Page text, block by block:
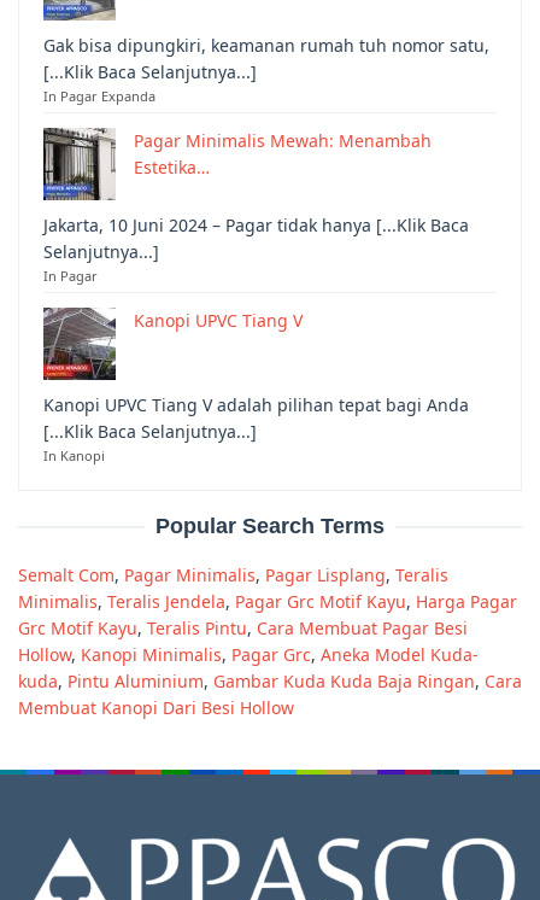
Gak bisa dipungkiri, keamanan rumah tuh nomor satu,
[...Klik Baca Selanjutnya...]
In Pagar Expanda
Pagar Minimalis Mewah: Menambah
Estetika…
Jakarta, 10 Juni 2024 – Pagar tidak hanya [...Klik Baca
Selanjutnya...]
In Pagar
Kanopi UPVC Tiang V
Kanopi UPVC Tiang V adalah pilihan tepat bagi Anda
[...Klik Baca Selanjutnya...]
In Kanopi
Popular Search Terms
Semalt Com, Pagar Minimalis, Pagar Lisplang, Teralis
Minimalis, Teralis Jendela, Pagar Grc Motif Kayu, Harga Pagar
Grc Motif Kayu, Teralis Pintu, Cara Membuat Pagar Besi
Hollow, Kanopi Minimalis, Pagar Grc, Aneka Model Kuda-
kuda, Pintu Aluminium, Gambar Kuda Kuda Baja Ringan, Cara
Membuat Kanopi Dari Besi Hollow